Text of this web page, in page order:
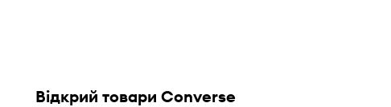
Відкрий товари Converse